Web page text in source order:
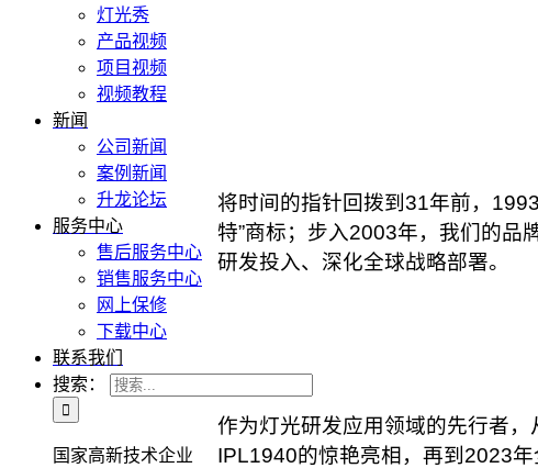
灯光秀
产品视频
项目视频
视频教程
新闻
公司新闻
案例新闻
升龙论坛
服务中心
售后服务中心
销售服务中心
网上保修
下载中心
联系我们
搜索：
国家高新技术企业
将时间的指针回拨到31年前，
特”商标；步入2003年，我们的品
研发投入、深化全球战略部署。
作为灯光研发应用领域的先行者
IPL1940的惊艳亮相，再到2023